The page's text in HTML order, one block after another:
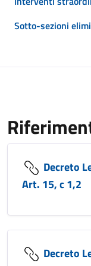
Sotto-sezioni
Decreto
Art. 15, c 1,2
Decreto